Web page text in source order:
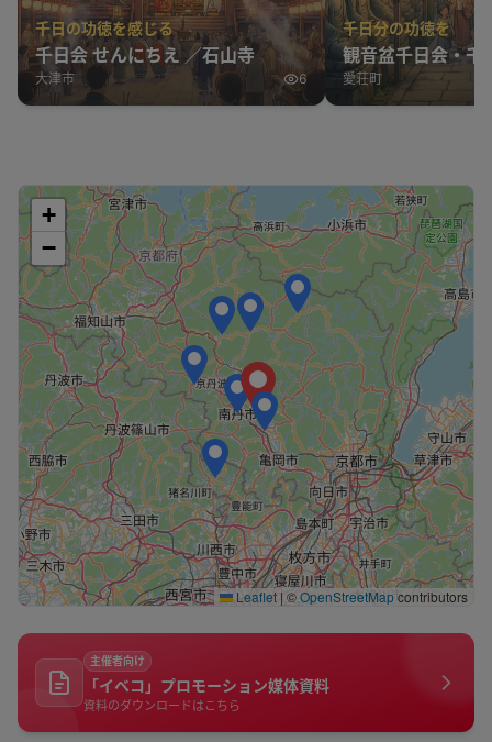
千日の功徳を感じる
千日会 せんにちえ ／石山寺
大津市 6
千日分の功徳を
観音盆千日会・千
愛荘町
+
−
Leaflet | ©OpenStreetMapcontributors
主催者向け
「イベコ」プロモーション媒体資料
資料のダウンロードはこちら